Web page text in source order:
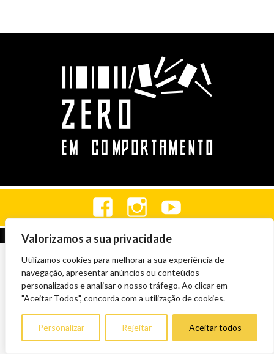
Valorizamos a sua privacidade
Utilizamos cookies para melhorar a sua experiência de
navegação, apresentar anúncios ou conteúdos
personalizados e analisar o nosso tráfego. Ao clicar em
"Aceitar Todos", concorda com a utilização de cookies.
Personalizar Rejeitar Aceitar todos